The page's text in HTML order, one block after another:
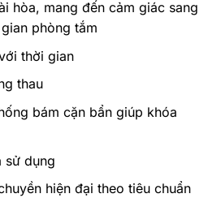
hòa, mang đến cảm giác sang
phòng tắm
thời gian
thau
bám cặn bẩn giúp khóa
sử dụng
hiện đại theo tiêu chuẩn